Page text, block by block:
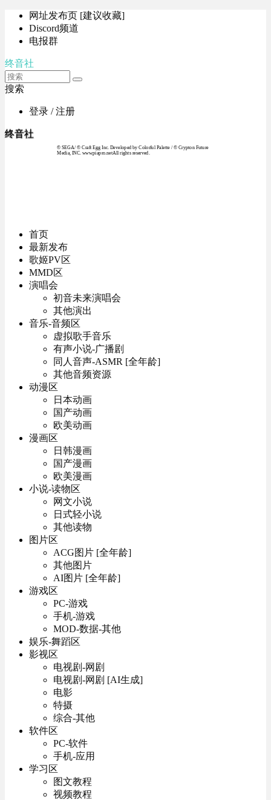
网址发布页 [建议收藏]
Discord频道
电报群
终音社
搜索
登录 / 注册
终音社
© SEGA / © Craft Egg Inc. Developed by Colorful Palette / © Crypton Future
Media, INC. www.piapro.netAll rights reserved.
首页
最新发布
歌姬PV区
MMD区
演唱会
初音未来演唱会
其他演出
音乐-音频区
虚拟歌手音乐
有声小说-广播剧
同人音声-ASMR [全年龄]
其他音频资源
动漫区
日本动画
国产动画
欧美动画
漫画区
日韩漫画
国产漫画
欧美漫画
小说-读物区
网文小说
日式轻小说
其他读物
图片区
ACG图片 [全年龄]
其他图片
AI图片 [全年龄]
游戏区
PC-游戏
手机-游戏
MOD-数据-其他
娱乐-舞蹈区
影视区
电视剧-网剧
电视剧-网剧 [AI生成]
电影
特摄
综合-其他
软件区
PC-软件
手机-应用
学习区
图文教程
视频教程